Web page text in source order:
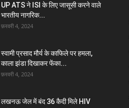
UP ATS ने ISI के लिए जासूसी करने वाले
भारतीय नागरिक...
फ़रवरी 4, 2024
स्वामी प्रसाद मौर्य के काफिले पर हमला,
काला झंडा दिखाकर फेंका...
फ़रवरी 4, 2024
लखनऊ जेल में बंद 36 कैदी मिले HIV